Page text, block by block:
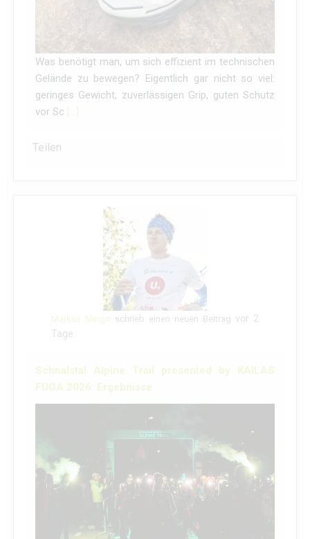
Was benötigt man, um sich effizient im technischen
Gelände zu bewegen? Eigentlich gar nicht so viel:
geringes Gewicht, zuverlässigen Grip, guten Schutz
vor Sc […]
Teilen
Markus Mingo schrieb einen neuen Beitrag vor 2
Tage
Schnalstal Alpine Trail presented by KAILAS
FUGA 2026: Ergebnisse